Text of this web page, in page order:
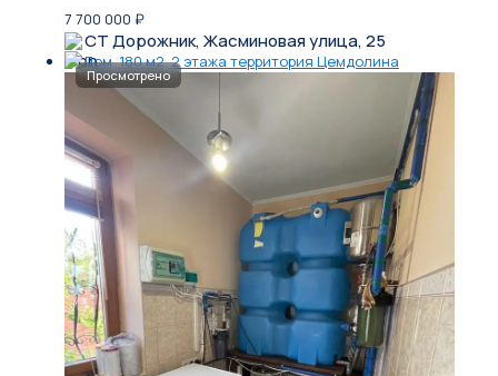
7 700 000 ₽
СТ Дорожник, Жасминовая улица, 25